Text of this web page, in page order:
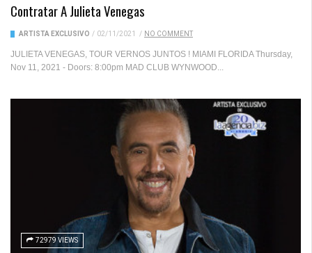
Contratar A Julieta Venegas
ARTISTA EXCLUSIVO / 02/11/2021 / NO COMMENT
JULIETA VENEGAS, TOUR VERNOS JUNTOS ! MIAMI FLORIDA Thursday,
Nov 11, 2021 - Doors: 8:00pm MAD CLUB WYNWOOD...
72979 VIEWS